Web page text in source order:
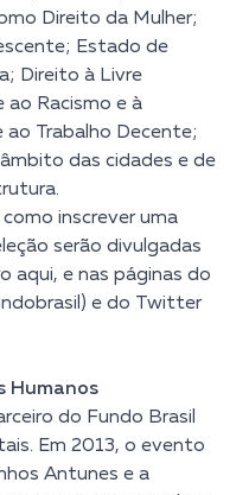
Direito da Mulher;
Estado de
Direito à Livre
ao Racismo e à
ao Trabalho Decente;
das cidades e de
inscrever uma
serão divulgadas
aqui, e nas páginas do
) e do Twitter
Humanos
do Fundo Brasil
Em 2013, o evento
Antunes e a